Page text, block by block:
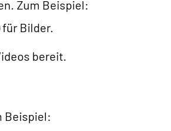
Zum Beispiel:
Bilder.
bereit.
Beispiel: